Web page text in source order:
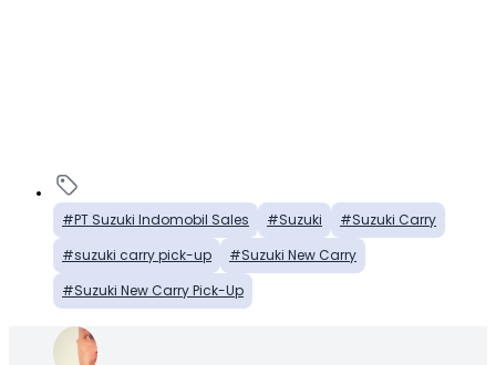
PT Suzuki Indomobil Sales Suzuki
Suzuki Carry
suzuki carry pick-up
Suzuki New Carry
Suzuki New Carry Pick-Up